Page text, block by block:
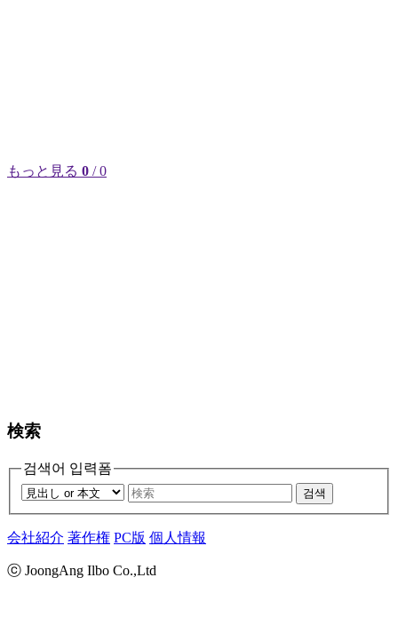
もっと見る 0 / 0
検索
검색어 입력폼
검색
会社紹介 著作権 PC版 個人情報
ⓒ JoongAng Ilbo Co.,Ltd